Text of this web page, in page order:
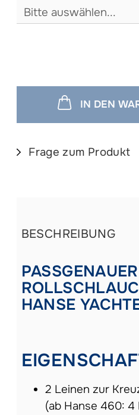
IN DEN
Frage zum Produkt
BESCHREIBUNG
PASSGENAUER
HANSE
2 Leinen zur
(ab Hanse 460: 4